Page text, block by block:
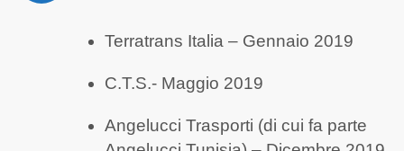
Terratrans Italia – Gennaio 2019
C.T.S.- Maggio 2019
Angelucci Trasporti (di cui fa parte